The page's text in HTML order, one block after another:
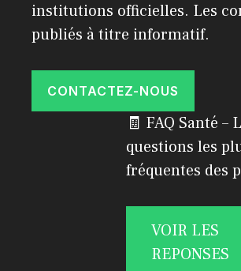
institutions officielles. Les
publiés à titre informatif.
CONTACTEZ-NOUS
🧾 FAQ Santé –
questions les
fréquentes des
VOIR LES
REPONSES